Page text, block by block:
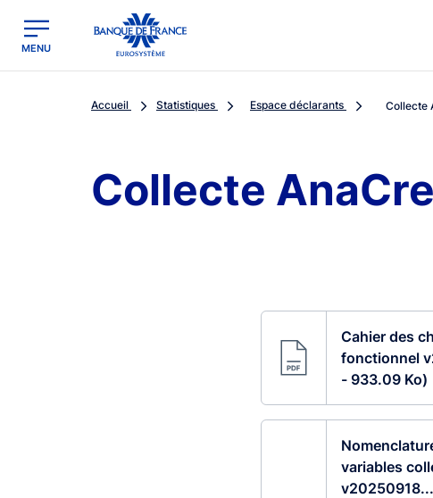
Banque de France - Menu Principal
MENU
Accueil Statistiques Espace déclarants Collecte
Collecte
Cahier des
fonctionnel
- 933.09 Ko)
variables